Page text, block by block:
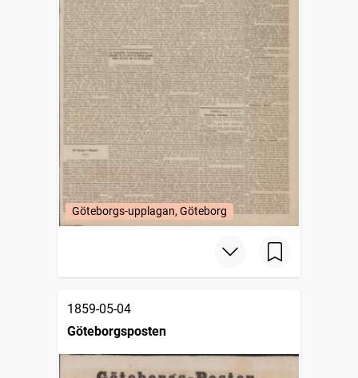
Göteborgs-upplagan, Göteborg
1859-05-04
Göteborgsposten